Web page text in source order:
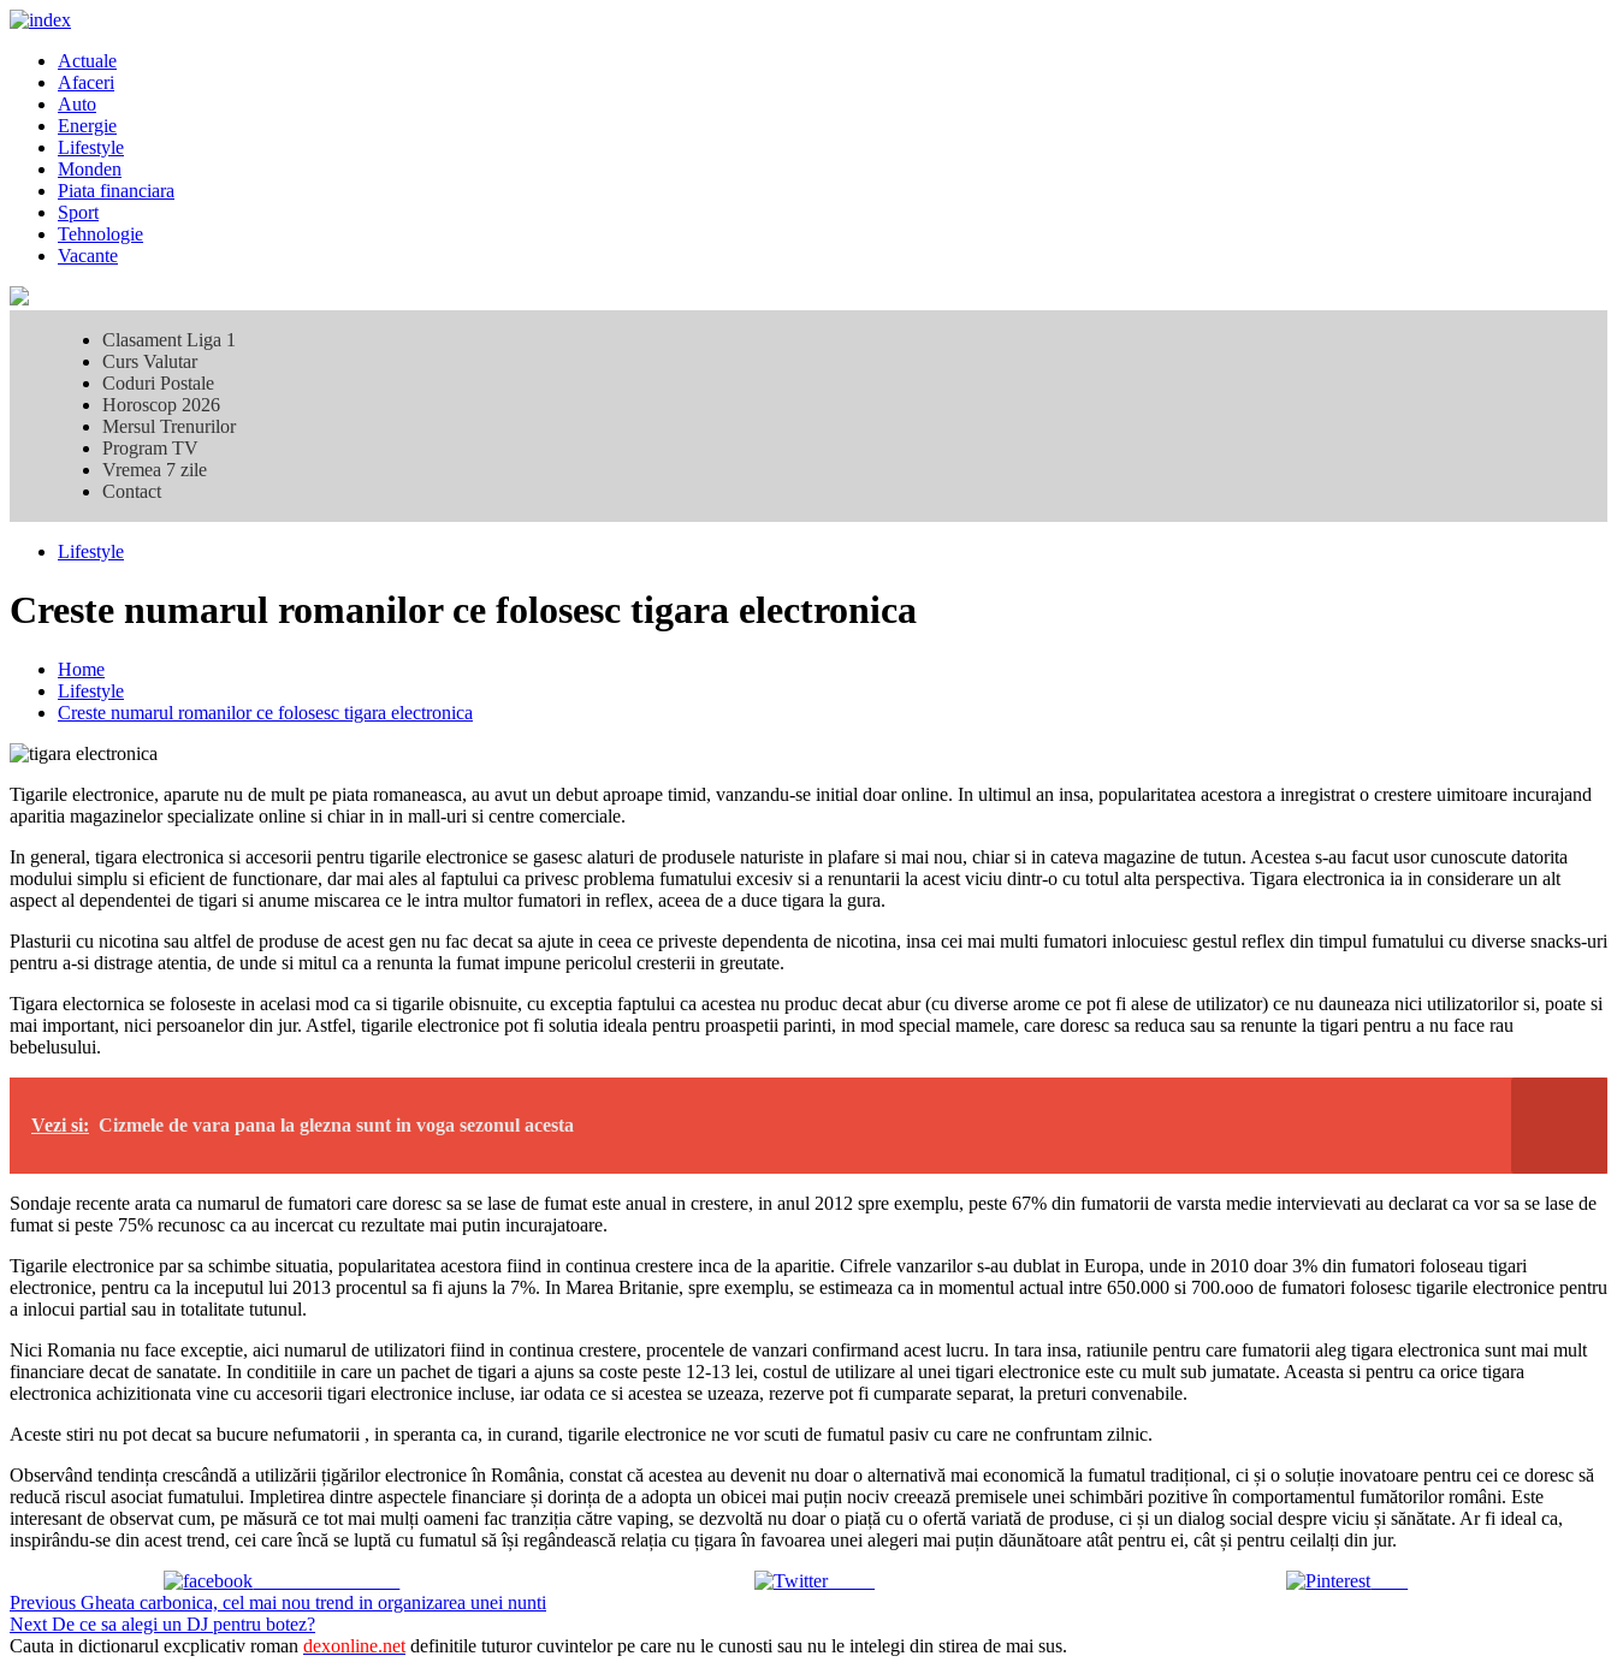
Skip
content
Primary
Menu
Actuale
Afaceri
Auto
Energie
Lifestyle
Monden
Piata financiara
Sport
Tehnologie
Vacante
Clasament Liga 1
Curs Valutar
Coduri Postale
Horoscop 2026
Mersul Trenurilor
Program TV
Vremea 7 zile
Contact
Lifestyle
Creste numarul romanilor ce folosesc tigara electronica
Home
Lifestyle
Creste numarul romanilor ce folosesc tigara electronica
Tigarile electronice, aparute nu de mult pe piata romaneasca, au avut un debut aproape timid, vanzandu-se initial doar online. In ultimul an insa, popularitatea acestora a inregistrat o crestere uimitoare incurajand
aparitia magazinelor specializate online si chiar in in mall-uri si centre comerciale.
In general, tigara electronica si accesorii pentru tigarile electronice se gasesc alaturi de produsele naturiste in plafare si mai nou, chiar si in cateva magazine de tutun. Acestea s-au facut usor cunoscute datorita
modului simplu si eficient de functionare, dar mai ales al faptului ca privesc problema fumatului excesiv si a renuntarii la acest viciu dintr-o cu totul alta perspectiva. Tigara electronica ia in considerare un alt
aspect al dependentei de tigari si anume miscarea ce le intra multor fumatori in reflex, aceea de a duce tigara la gura.
Plasturii cu nicotina sau altfel de produse de acest gen nu fac decat sa ajute in ceea ce priveste dependenta de nicotina, insa cei mai multi fumatori inlocuiesc gestul reflex din timpul fumatului cu diverse snacks-uri
pentru a-si distrage atentia, de unde si mitul ca a renunta la fumat impune pericolul cresterii in greutate.
Tigara electornica se foloseste in acelasi mod ca si tigarile obisnuite, cu exceptia faptului ca acestea nu produc decat abur (cu diverse arome ce pot fi alese de utilizator) ce nu dauneaza nici utilizatorilor si, poate si
mai important, nici persoanelor din jur. Astfel, tigarile electronice pot fi solutia ideala pentru proaspetii parinti, in mod special mamele, care doresc sa reduca sau sa renunte la tigari pentru a nu face rau
bebelusului.
Vezi si: Cizmele de vara pana la glezna sunt in voga sezonul acesta
Sondaje recente arata ca numarul de fumatori care doresc sa se lase de fumat este anual in crestere, in anul 2012 spre exemplu, peste 67% din fumatorii de varsta medie intervievati au declarat ca vor sa se lase de
fumat si peste 75% recunosc ca au incercat cu rezultate mai putin incurajatoare.
Tigarile electronice par sa schimbe situatia, popularitatea acestora fiind in continua crestere inca de la aparitie. Cifrele vanzarilor s-au dublat in Europa, unde in 2010 doar 3% din fumatori foloseau tigari
electronice, pentru ca la inceputul lui 2013 procentul sa fi ajuns la 7%. In Marea Britanie, spre exemplu, se estimeaza ca in momentul actual intre 650.000 si 700.ooo de fumatori folosesc tigarile electronice pentru
a inlocui partial sau in totalitate tutunul.
Nici Romania nu face exceptie, aici numarul de utilizatori fiind in continua crestere, procentele de vanzari confirmand acest lucru. In tara insa, ratiunile pentru care fumatorii aleg tigara electronica sunt mai mult
financiare decat de sanatate. In conditiile in care un pachet de tigari a ajuns sa coste peste 12-13 lei, costul de utilizare al unei tigari electronice este cu mult sub jumatate. Aceasta si pentru ca orice tigara
electronica achizitionata vine cu accesorii tigari electronice incluse, iar odata ce si acestea se uzeaza, rezerve pot fi cumparate separat, la preturi convenabile.
Aceste stiri nu pot decat sa bucure nefumatorii , in speranta ca, in curand, tigarile electronice ne vor scuti de fumatul pasiv cu care ne confruntam zilnic.
Observând tendința crescândă a utilizării țigărilor electronice în România, constat că acestea au devenit nu doar o alternativă mai economică la fumatul tradițional, ci și o soluție inovatoare pentru cei ce doresc să
reducă riscul asociat fumatului. Impletirea dintre aspectele financiare și dorința de a adopta un obicei mai puțin nociv creează premisele unei schimbări pozitive în comportamentul fumătorilor români. Este
interesant de observat cum, pe măsură ce tot mai mulți oameni fac tranziția către vaping, se dezvoltă nu doar o piață cu o ofertă variată de produse, ci și un dialog social despre viciu și sănătate. Ar fi ideal ca,
inspirându-se din acest trend, cei care încă se luptă cu fumatul să își regândească relația cu țigara în favoarea unei alegeri mai puțin dăunătoare atât pentru ei, cât și pentru ceilalți din jur.
Tweet
Continue
Reading
Previous Gheata carbonica, cel mai nou trend in organizarea unei nunti
Next De ce sa alegi un DJ pentru botez?
Cauta in dictionarul excplicativ roman dexonline.net definitile tuturor cuvintelor pe care nu le cunosti sau nu le intelegi din stirea de mai sus.